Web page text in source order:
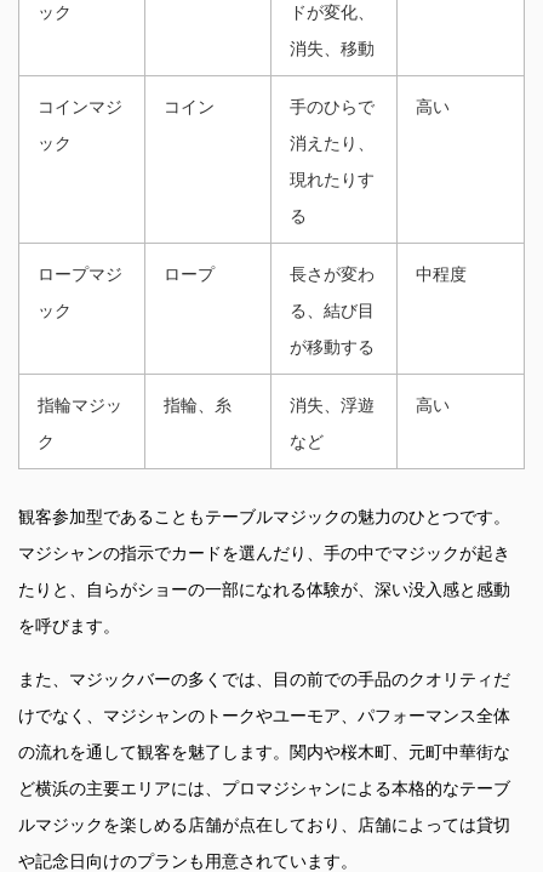
ック
ドが変化、
消失、移動
コインマジ
ック
コイン
手のひらで
消えたり、
現れたりす
る
高い
ロープマジ
ック
ロープ
長さが変わ
る、結び目
が移動する
中程度
指輪マジッ
ク
指輪、糸
消失、浮遊
など
高い
観客参加型であることもテーブルマジックの魅力のひとつです。
マジシャンの指示でカードを選んだり、手の中でマジックが起き
たりと、自らがショーの一部になれる体験が、深い没入感と感動
を呼びます。
また、マジックバーの多くでは、目の前での手品のクオリティだ
けでなく、マジシャンのトークやユーモア、パフォーマンス全体
の流れを通して観客を魅了します。関内や桜木町、元町中華街な
ど横浜の主要エリアには、プロマジシャンによる本格的なテーブ
ルマジックを楽しめる店舗が点在しており、店舗によっては貸切
や記念日向けのプランも用意されています。